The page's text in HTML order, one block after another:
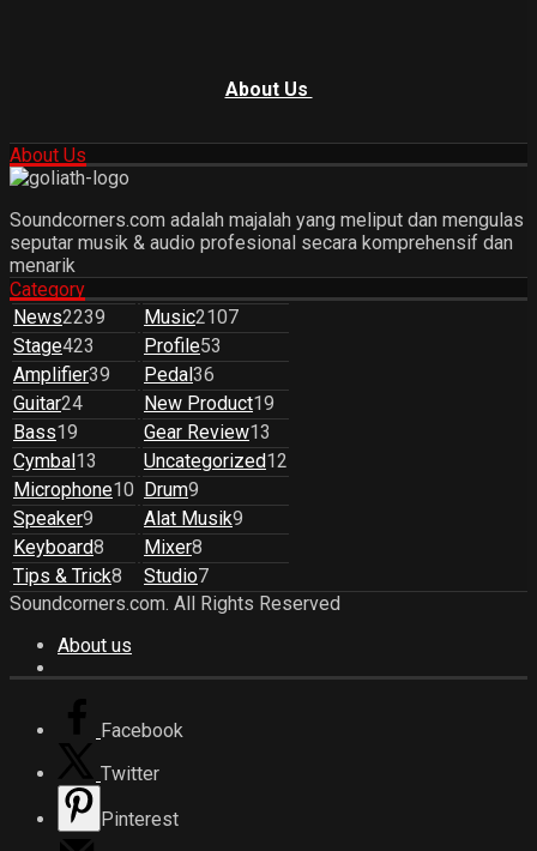
About Us
About Us
Soundcorners.com adalah majalah yang meliput dan mengulas
seputar musik & audio profesional secara komprehensif dan
menarik
Category
News2239 Music2107
Stage423 Profile53
Amplifier39 Pedal 36
Guitar24 New Product19
Bass19 Gear Review13
Cymbal 13 Uncategorized12
Microphone10 Drum9
Speaker9 Alat Musik9
Keyboard8 Mixer8
Tips & Trick8 Studio7
Soundcorners.com. All Rights Reserved
About us
Facebook
Twitter
Pinterest